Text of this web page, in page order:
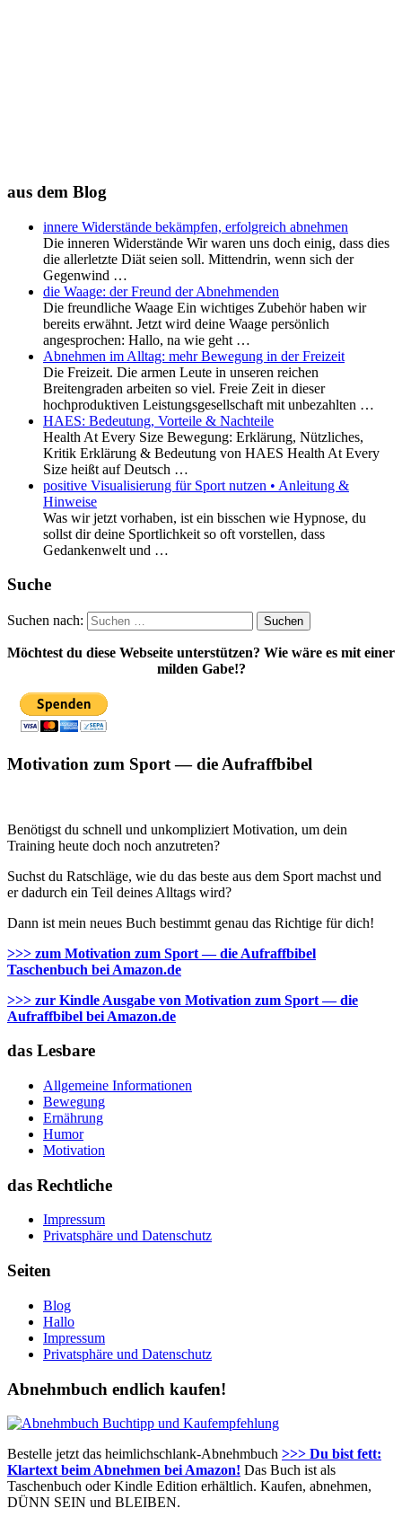
aus dem Blog
innere Widerstände bekämpfen, erfolgreich abnehmen
Die inneren Widerstände Wir waren uns doch einig, dass dies
die allerletzte Diät seien soll. Mittendrin, wenn sich der
Gegenwind …
die Waage: der Freund der Abnehmenden
Die freundliche Waage Ein wichtiges Zubehör haben wir
bereits erwähnt. Jetzt wird deine Waage persönlich
angesprochen: Hallo, na wie geht …
Abnehmen im Alltag: mehr Bewegung in der Freizeit
Die Freizeit. Die armen Leute in unseren reichen
Breitengraden arbeiten so viel. Freie Zeit in dieser
hochproduktiven Leistungsgesellschaft mit unbezahlten …
HAES: Bedeutung, Vorteile & Nachteile
Health At Every Size Bewegung: Erklärung, Nützliches,
Kritik Erklärung & Bedeutung von HAES Health At Every
Size heißt auf Deutsch …
positive Visualisierung für Sport nutzen • Anleitung &
Hinweise
Was wir jetzt vorhaben, ist ein bisschen wie Hypnose, du
sollst dir deine Sportlichkeit so oft vorstellen, dass
Gedankenwelt und …
Suche
Suchen nach:
Möchtest du diese Webseite unterstützen? Wie wäre es mit einer
milden Gabe!?
Motivation zum Sport — die Aufraffbibel
Benötigst du schnell und unkompliziert Motivation, um dein
Training heute doch noch anzutreten?
Suchst du Ratschläge, wie du das beste aus dem Sport machst und
er dadurch ein Teil deines Alltags wird?
Dann ist mein neues Buch bestimmt genau das Richtige für dich!
>>> zum Motivation zum Sport — die Aufraffbibel
Taschenbuch bei Amazon.de
>>> zur Kindle Ausgabe von Motivation zum Sport — die
Aufraffbibel bei Amazon.de
das Lesbare
Allgemeine Informationen
Bewegung
Ernährung
Humor
Motivation
das Rechtliche
Impressum
Privatsphäre und Datenschutz
Seiten
Blog
Hallo
Impressum
Privatsphäre und Datenschutz
Abnehmbuch endlich kaufen!
Bestelle jetzt das heimlichschlank-Abnehmbuch >>> Du bist fett:
Klartext beim Abnehmen bei Amazon! Das Buch ist als
Taschenbuch oder Kindle Edition erhältlich. Kaufen, abnehmen,
DÜNN SEIN und BLEIBEN.